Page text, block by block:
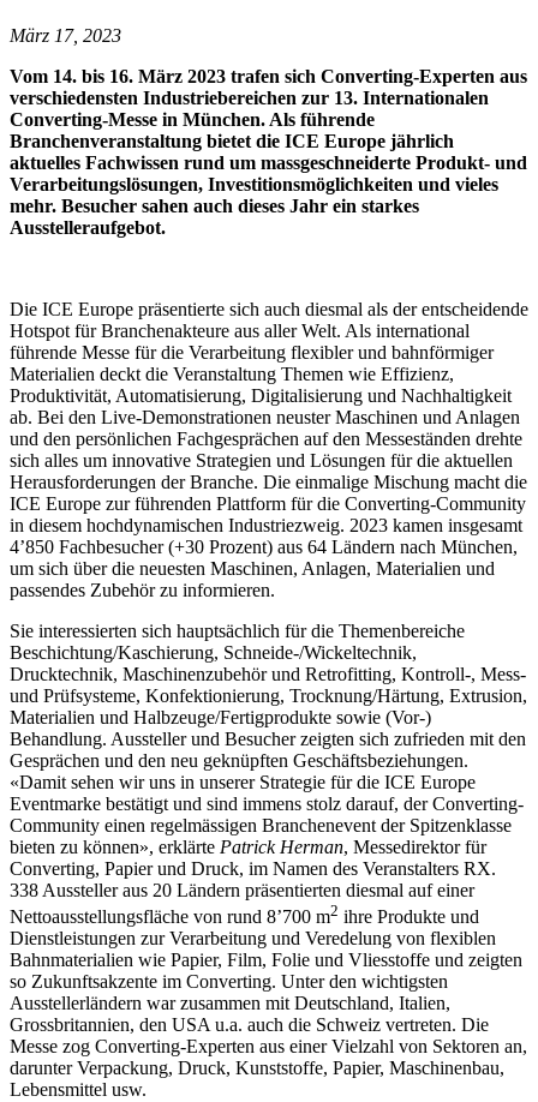
März 17, 2023
Vom 14. bis 16. März 2023 trafen sich Converting-Experten aus
verschiedensten Industriebereichen zur 13. Internationalen
Converting-Messe in München. Als führende
Branchenveranstaltung bietet die ICE Europe jährlich
aktuelles Fachwissen rund um massgeschneiderte Produkt- und
Verarbeitungslösungen, Investitionsmöglichkeiten und vieles
mehr. Besucher sahen auch dieses Jahr ein starkes
Ausstelleraufgebot.
Die ICE Europe präsentierte sich auch diesmal als der entscheidende
Hotspot für Branchenakteure aus aller Welt. Als international
führende Messe für die Verarbeitung flexibler und bahnförmiger
Materialien deckt die Veranstaltung Themen wie Effizienz,
Produktivität, Automatisierung, Digitalisierung und Nachhaltigkeit
ab. Bei den Live-Demonstrationen neuster Maschinen und Anlagen
und den persönlichen Fachgesprächen auf den Messeständen drehte
sich alles um innovative Strategien und Lösungen für die aktuellen
Herausforderungen der Branche. Die einmalige Mischung macht die
ICE Europe zur führenden Plattform für die Converting-Community
in diesem hochdynamischen Industriezweig. 2023 kamen insgesamt
4’850 Fachbesucher (+30 Prozent) aus 64 Ländern nach München,
um sich über die neuesten Maschinen, Anlagen, Materialien und
passendes Zubehör zu informieren.
Sie interessierten sich hauptsächlich für die Themenbereiche
Beschichtung/Kaschierung, Schneide-/Wickeltechnik,
Drucktechnik, Maschinenzubehör und Retrofitting, Kontroll-, Mess-
und Prüfsysteme, Konfektionierung, Trocknung/Härtung, Extrusion,
Materialien und Halbzeuge/Fertigprodukte sowie (Vor-)
Behandlung. Aussteller und Besucher zeigten sich zufrieden mit den
Gesprächen und den neu geknüpften Geschäftsbeziehungen.
«Damit sehen wir uns in unserer Strategie für die ICE Europe
Eventmarke bestätigt und sind immens stolz darauf, der Converting-
Community einen regelmässigen Branchenevent der Spitzenklasse
bieten zu können», erklärte Patrick Herman, Messedirektor für
Converting, Papier und Druck, im Namen des Veranstalters RX.
338 Aussteller aus 20 Ländern präsentierten diesmal auf einer
Nettoausstellungsfläche von rund 8’700 m2 ihre Produkte und
Dienstleistungen zur Verarbeitung und Veredelung von flexiblen
Bahnmaterialien wie Papier, Film, Folie und Vliesstoffe und zeigten
so Zukunftsakzente im Converting. Unter den wichtigsten
Ausstellerländern war zusammen mit Deutschland, Italien,
Grossbritannien, den USA u.a. auch die Schweiz vertreten. Die
Messe zog Converting-Experten aus einer Vielzahl von Sektoren an,
darunter Verpackung, Druck, Kunststoffe, Papier, Maschinenbau,
Lebensmittel usw.